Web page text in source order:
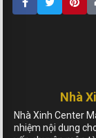
Nhà
Nhà Xinh Center
nhiệm nội dung